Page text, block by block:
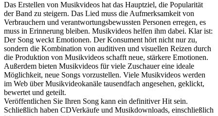
Das Erstellen von Musikvideos hat das Hauptziel, die Popularität
der Band zu steigern. Das Lied muss die Aufmerksamkeit von
Verbrauchern und verantwortungsbewussten Personen erregen, es
muss in Erinnerung bleiben. Musikvideos helfen ihm dabei. Klar ist:
Der Song weckt Emotionen. Der Konsument hört nicht nur zu,
sondern die Kombination von auditiven und visuellen Reizen durch
die Produktion von Musikvideos schafft neue, stärkere Emotionen.
Außerdem bieten Musikvideos für viele Zuschauer eine ideale
Möglichkeit, neue Songs vorzustellen. Viele Musikvideos werden
im Web über Musikvideokanäle tausendfach angesehen, geklickt,
bewertet und geteilt.
Veröffentlichen Sie Ihren Song kann ein definitiver Hit sein.
Schließlich haben CDVerkäufe und Musikdownloads, einschließlich